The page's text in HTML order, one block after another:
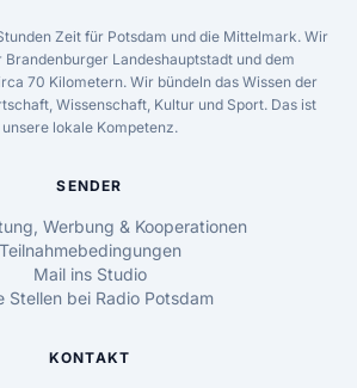
Zeit für Potsdam und die Mittelmark. Wir
Brandenburger Landeshauptstadt und dem
70 Kilometern. Wir bündeln das Wissen der
Wissenschaft, Kultur und Sport. Das ist
unsere lokale Kompetenz.
SENDER
Werbung & Kooperationen
Teilnahmebedingungen
Mail ins Studio
Stellen bei Radio Potsdam
KONTAKT